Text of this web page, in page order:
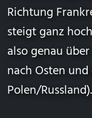
Richtung
steigt ganz
also genau
nach Osten
Polen/Russland).